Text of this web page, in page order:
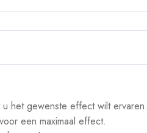
het gewenste effect wilt ervaren.
een maximaal effect.